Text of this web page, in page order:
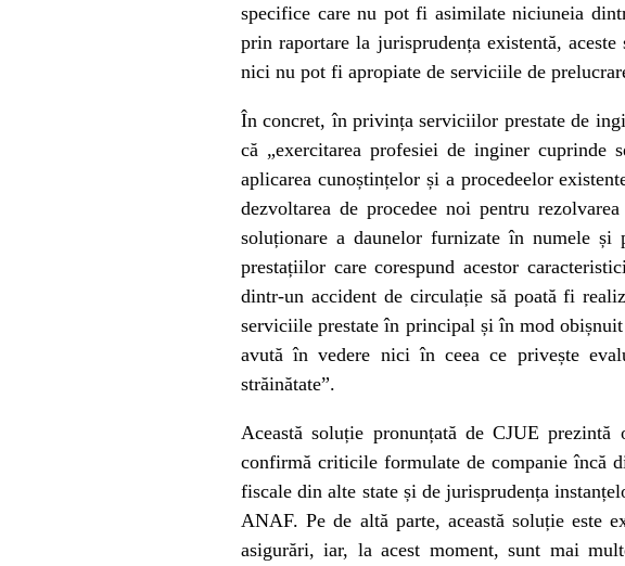
specifice care nu pot fi asimilate niciuneia
prin raportare la jurisprudența existentă,
nici nu pot fi apropiate de serviciile de
În concret, în privința serviciilor prestate de
că „exercitarea profesiei de inginer cuprinde
aplicarea cunoștințelor și a procedeelor
dezvoltarea de procedee noi pentru
soluționare a daunelor furnizate în numele
prestațiilor care corespund acestor
dintr-un accident de circulație să poată fi
serviciile prestate în principal și în mod
avută în vedere nici în ceea ce privește
străinătate”.
Această soluție pronunțată de CJUE
confirmă criticile formulate de companie încă
fiscale din alte state și de jurisprudența
ANAF. Pe de altă parte, această soluție este
asigurări, iar, la acest moment, sunt mai